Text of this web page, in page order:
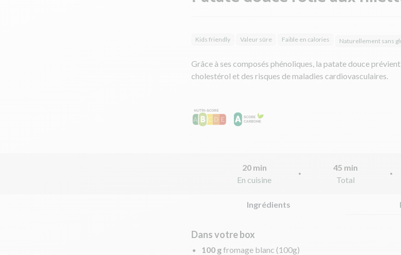
Kids friendly Valeur sûre Faible en calories Naturellement sans
Grâce à ses composés phénoliques, la patate douce
cholestérol et des risques de maladies cardiovasculaires.
20 min
En cuisine
45 min
Total
Ingrédients
Dans votre box
100 gfromage blanc (100g)